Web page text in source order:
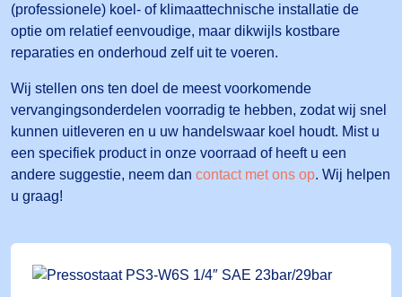
(professionele) koel- of klimaattechnische installatie de
optie om relatief eenvoudige, maar dikwijls kostbare
reparaties en onderhoud zelf uit te voeren.
Wij stellen ons ten doel de meest voorkomende
vervangingsonderdelen voorradig te hebben, zodat wij snel
kunnen uitleveren en u uw handelswaar koel houdt. Mist u
een specifiek product in onze voorraad of heeft u een
andere suggestie, neem dan contact met ons op. Wij helpen
u graag!